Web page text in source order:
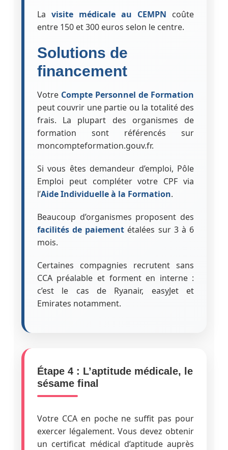
La visite médicale au CEMPN coûte
entre 150 et 300 euros selon le centre.
Solutions de
financement
Votre Compte Personnel de Formation
peut couvrir une partie ou la totalité des
frais. La plupart des organismes de
formation sont référencés sur
moncompteformation.gouv.fr.
Si vous êtes demandeur d’emploi, Pôle
Emploi peut compléter votre CPF via
l’Aide Individuelle à la Formation.
Beaucoup d’organismes proposent des
facilités de paiement étalées sur 3 à 6
mois.
Certaines compagnies recrutent sans
CCA préalable et forment en interne :
c’est le cas de Ryanair, easyJet et
Emirates notamment.
Étape 4 : L’aptitude médicale, le
sésame final
Votre CCA en poche ne suffit pas pour
exercer légalement. Vous devez obtenir
un certificat médical d’aptitude auprès